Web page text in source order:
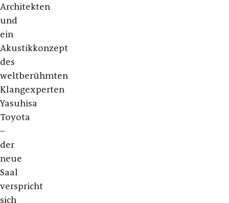
Architekten
und
ein
Akustikkonzept
des
weltberühmten
Klangexperten
Yasuhisa
Toyota
–
der
neue
Saal
verspricht
sich